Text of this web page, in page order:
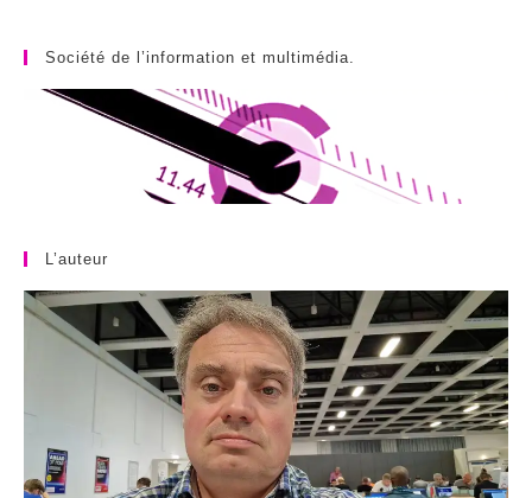
Société de l’information et multimédia.
L’auteur